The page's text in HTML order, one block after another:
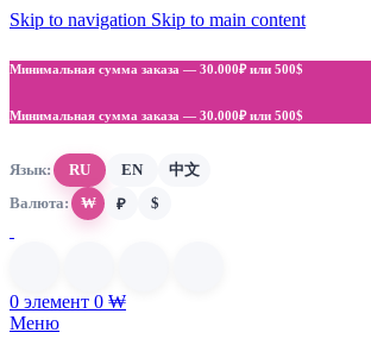
Skip to navigation Skip to main content
Минимальная сумма заказа — 30.000₽ или 500$
Минимальная сумма заказа — 30.000₽ или 500$
Язык: RU EN
中文
Валюта:
₩ ₽ $
0 элемент 0 ₩
Меню